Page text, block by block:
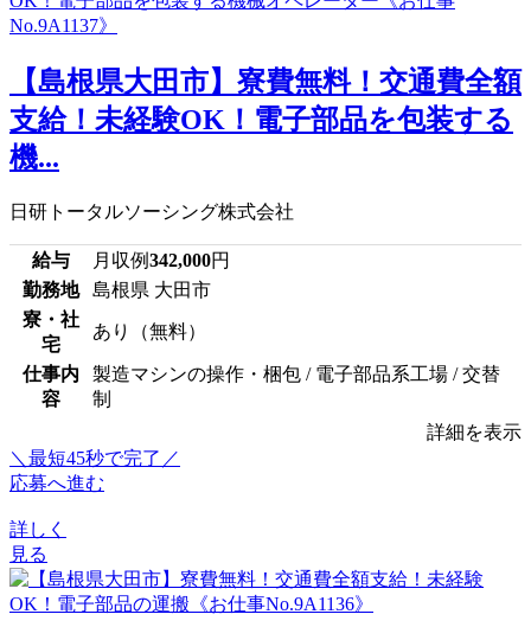
【島根県大田市】寮費無料！交通費全額
支給！未経験OK！電子部品を包装する
機...
日研トータルソーシング株式会社
給与 月収例342,000円
勤務地
島根県 大田市
寮・社
宅
あり（無料）
仕事内
容
製造マシンの操作・梱包 / 電子部品系工場 / 交替
制
詳細を表示
＼最短45秒で完了／
応募へ進む
詳しく
見る